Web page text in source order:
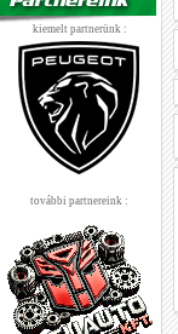
kiemelt partnerünk :
további partnereink :